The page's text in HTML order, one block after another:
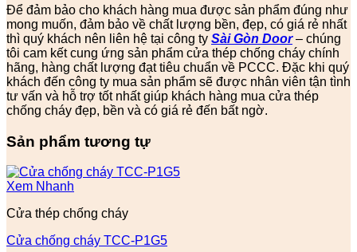
Để đảm bảo cho khách hàng mua được sản phẩm đúng như
mong muốn, đảm bảo về chất lượng bền, đẹp, có giá rẻ nhất
thì quý khách nên liên hệ tại công ty Sài Gòn Door– chúng
tôi cam kết cung ứng sản phẩm cửa thép chống cháy chính
hãng, hàng chất lượng đạt tiêu chuẩn về PCCC. Đặc khi quý
khách đến công ty mua sản phẩm sẽ được nhân viên tận tình
tư vấn và hỗ trợ tốt nhất giúp khách hàng mua cửa thép
chống cháy đẹp, bền và có giá rẻ đến bất ngờ.
Sản phẩm tương tự
Xem Nhanh
Cửa thép chống cháy
Cửa chống cháy TCC-P1G5